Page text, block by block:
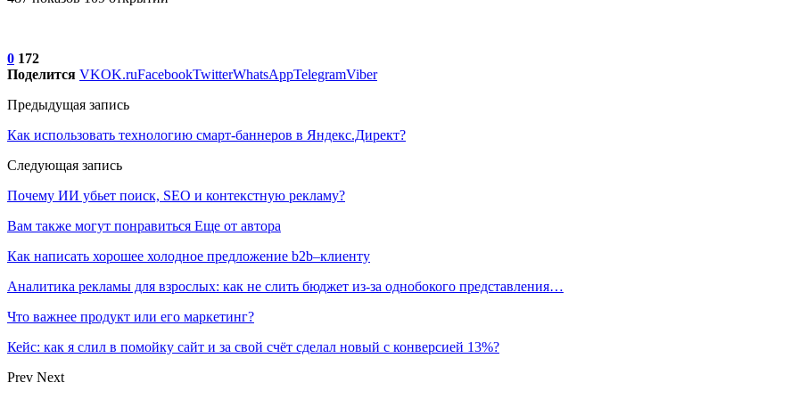
0 172
Поделится VKOK.ruFacebookTwitterWhatsAppTelegramViber
Предыдущая запись
Как использовать технологию смарт-баннеров в Яндекс.Директ?
Следующая запись
Почему ИИ убьет поиск, SEO и контекстную рекламу?
Вам также могут понравиться Еще от автора
Как написать хорошее холодное предложение b2b–клиенту
Аналитика рекламы для взрослых: как не слить бюджет из-за однобокого представления…
Что важнее продукт или его маркетинг?
Кейс: как я слил в помойку сайт и за свой счёт сделал новый с конверсией 13%?
Prev Next